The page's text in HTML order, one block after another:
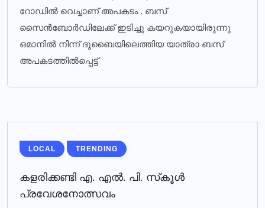
റോഡിൽ വെച്ചാണ് അപകടം . ബസ്
സൈൻബോർഡിലേക്ക് ഇടിച്ചു കയറുകയായിരുന്നു
ഒമാനിൽ നിന്ന് ദുബൈയിലെത്തിയ യാത്രാ ബസ്
അപകടത്തിൽപ്പെട്ട്
LOCAL TRENDING
കളരിക്കണ്ടി എ. എല്‍. പി. സ്‌കൂള്‍
പ്രവേശനോത്സവം